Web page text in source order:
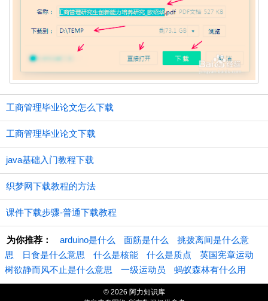
工商管理毕业论文怎么下载
工商管理毕业论文下载
java基础入门教程下载
织梦网下载教程的方法
课件下载步骤-普通下载教程
为你推荐： arduino是什么 面筋是什么
挑拨离间是什么意
思
日食是什么意思 什么是核能 什么是质点
英国宪章运动
树欲静而风不止是什么意思
一级运动员 蚂蚁森林有什么用
© 2026 阿力知识库